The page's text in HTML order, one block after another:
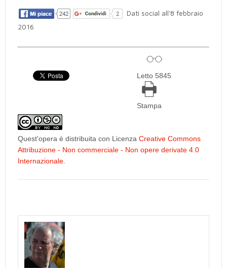
Dati social all'8 febbraio
2016
Letto 5845
Stampa
Quest'opera è distribuita con Licenza Creative Commons
Attribuzione - Non commerciale - Non opere derivate 4.0
Internazionale.